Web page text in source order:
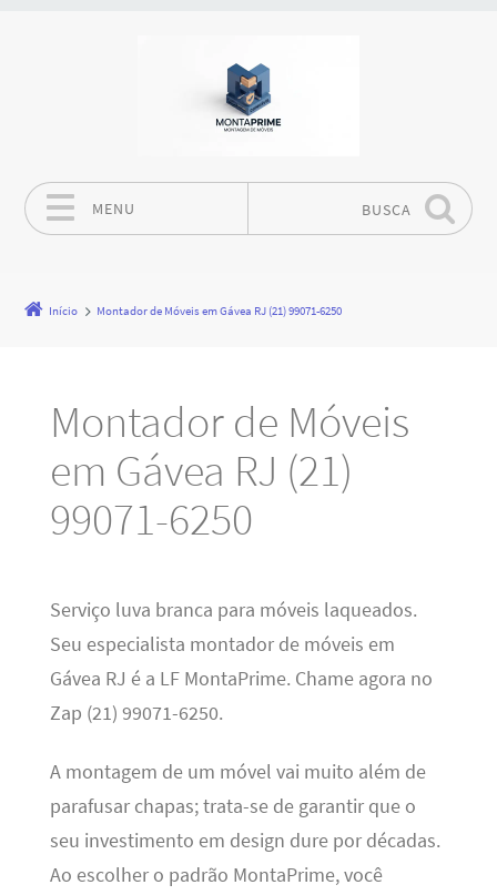
MENU BUSCA
Início Montador de Móveis em Gávea RJ (21) 99071-6250
Montador de Móveis
em Gávea RJ (21)
99071-6250
Serviço luva branca para móveis laqueados.
Seu especialista montador de móveis em
Gávea RJ é a LF MontaPrime. Chame agora no
Zap (21) 99071-6250.
A montagem de um móvel vai muito além de
parafusar chapas; trata-se de garantir que o
seu investimento em design dure por décadas.
Ao escolher o padrão MontaPrime, você